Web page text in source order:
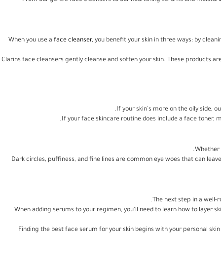
When you use a face cleanser, you benefit your skin in three ways: by
Clarins face cleansers gently cleanse and soften your skin. These products
If your skin's more on the oily side,
If your face skincare routine does include a face toner,
Whether
Dark circles, puffiness, and fine lines are common eye woes that can
The next step in a
When adding serums to your regimen, you'll need to learn how to
Finding the best face serum for your skin begins with your personal